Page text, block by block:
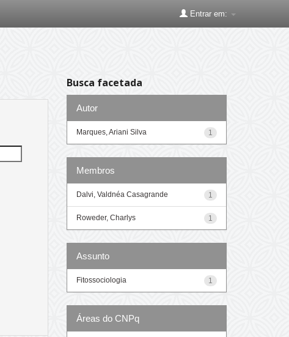
Entrar em:
Busca facetada
Autor
1
Marques, Ariani Silva
Membros
1
Dalvi, Valdnéa Casagrande
1
Roweder, Charlys
Assunto
1
Fitossociologia
Áreas do CNPq